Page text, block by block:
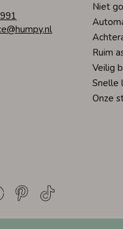
Niet
Ruim
Veilig
Snelle
Onze